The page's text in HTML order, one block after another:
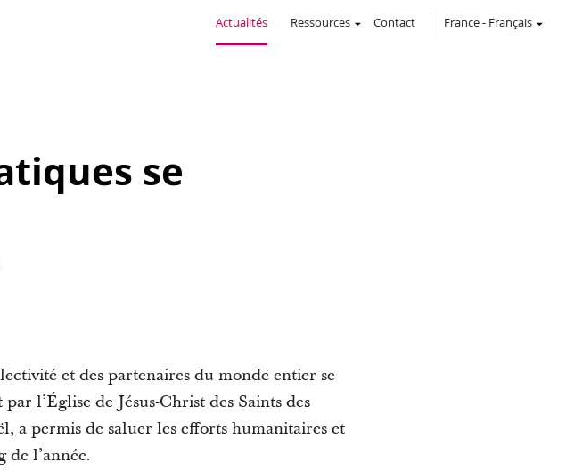
Actualités Ressources Contact France- Français
se
et des partenaires du monde entier se
l’Église de Jésus-Christ des Saints des
a permis de saluer les efforts humanitaires et
l’année.